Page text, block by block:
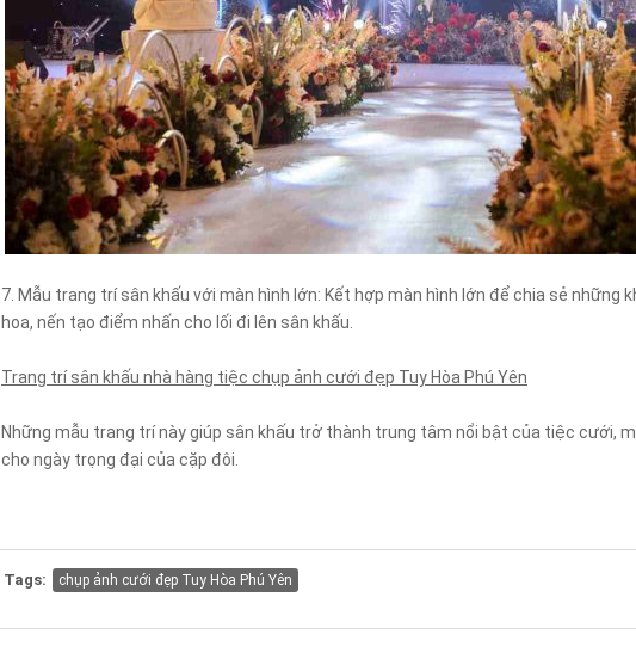
7. Mẫu trang trí sân khấu với màn hình lớn: Kết hợp màn hình lớn để chia sẻ những
hoa, nến tạo điểm nhấn cho lối đi lên sân khấu.
Trang trí sân khấu nhà hàng tiệc chụp ảnh cưới đẹp Tuy Hòa Phú Yên
Những mẫu trang trí này giúp sân khấu trở thành trung tâm nổi bật của tiệc cưới,
cho ngày trọng đại của cặp đôi.
Tags: chụp ảnh cưới đẹp Tuy Hòa Phú Yên